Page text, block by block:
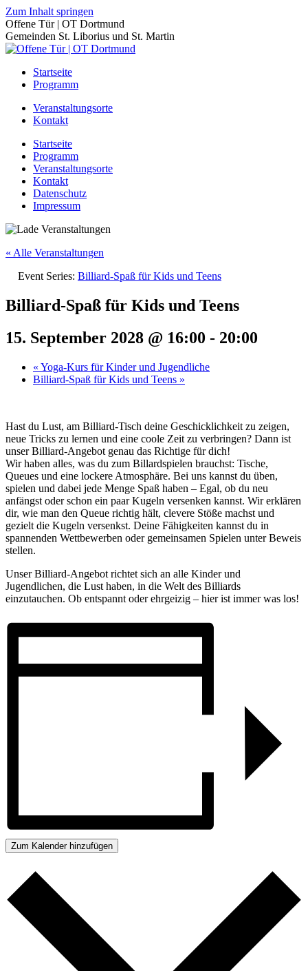
Zum Inhalt springen
Offene Tür | OT Dortmund
Gemeinden St. Liborius und St. Martin
Startseite
Programm
Veranstaltungsorte
Kontakt
Startseite
Programm
Veranstaltungsorte
Kontakt
Datenschutz
Impressum
« Alle Veranstaltungen
Event Series: Billiard-Spaß für Kids und Teens
Billiard-Spaß für Kids und Teens
15. September 2028 @ 16:00 - 20:00
« Yoga-Kurs für Kinder und Jugendliche
Billiard-Spaß für Kids und Teens »
Hast du Lust, am Billiard-Tisch deine Geschicklichkeit zu zeigen,
neue Tricks zu lernen und eine coole Zeit zu verbringen? Dann ist
unser Billiard-Angebot genau das Richtige für dich!
Wir haben alles, was du zum Billardspielen brauchst: Tische,
Queues und eine lockere Atmosphäre. Bei uns kannst du üben,
spielen und dabei jede Menge Spaß haben – Egal, ob du neu
anfängst oder schon ein paar Kugeln versenken kannst. Wir erklären
dir, wie man den Queue richtig hält, clevere Stöße machst und
gezielt die Kugeln versenkst. Deine Fähigkeiten kannst du in
spannenden Wettbewerben oder gemeinsamen Spielen unter Beweis
stellen.
Unser Billiard-Angebot richtet sich an alle Kinder und
Jugendlichen, die Lust haben, in die Welt des Billiards
einzutauchen. Ob entspannt oder ehrgeizig – hier ist immer was los!
Zum Kalender hinzufügen